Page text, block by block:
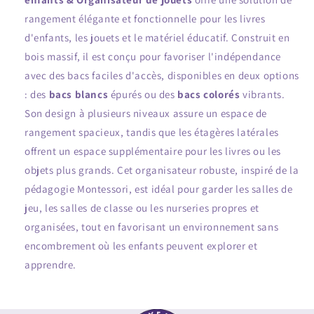
rangement élégante et fonctionnelle pour les livres
d'enfants, les jouets et le matériel éducatif. Construit en
bois massif, il est conçu pour favoriser l'indépendance
avec des bacs faciles d'accès, disponibles en deux options
: des bacs blancs épurés ou des bacs colorés vibrants.
Son design à plusieurs niveaux assure un espace de
rangement spacieux, tandis que les étagères latérales
offrent un espace supplémentaire pour les livres ou les
objets plus grands. Cet organisateur robuste, inspiré de la
pédagogie Montessori, est idéal pour garder les salles de
jeu, les salles de classe ou les nurseries propres et
organisées, tout en favorisant un environnement sans
encombrement où les enfants peuvent explorer et
apprendre.